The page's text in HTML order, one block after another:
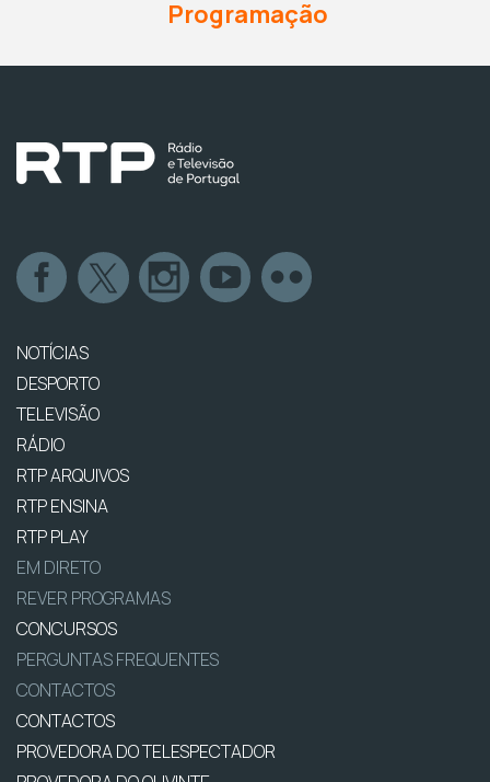
Programação
NOTÍCIAS
DESPORTO
TELEVISÃO
RÁDIO
RTP ARQUIVOS
RTP ENSINA
RTP PLAY
EM DIRETO
REVER PROGRAMAS
CONCURSOS
PERGUNTAS FREQUENTES
CONTACTOS
CONTACTOS
PROVEDORA DO TELESPECTADOR